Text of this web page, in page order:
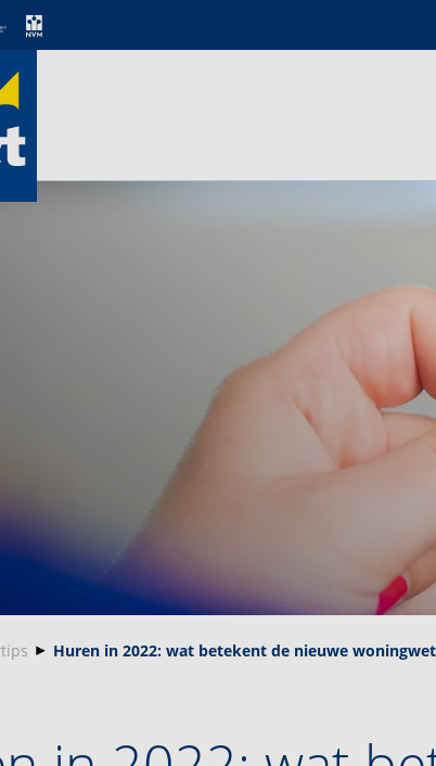
Huren in 2022: wat betekent de nieuwe